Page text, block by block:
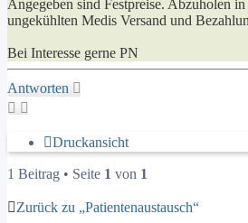
Angegeben sind Festpreise. Abzuholen
ungekühlten Medis Versand und
Bei Interesse gerne PN
Antworten
Druckansicht
1 Beitrag • Seite 1 von 1
Zurück zu „Patientenaustausch“